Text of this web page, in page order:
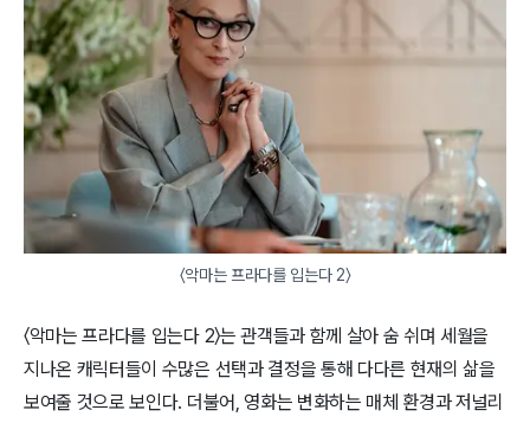
〈악마는 프라다를 입는다 2〉
〈악마는 프라다를 입는다 2〉는 관객들과 함께 살아 숨 쉬며 세월을
지나온 캐릭터들이 수많은 선택과 결정을 통해 다다른 현재의 삶을
보여줄 것으로 보인다. 더불어, 영화는 변화하는 매체 환경과 저널리